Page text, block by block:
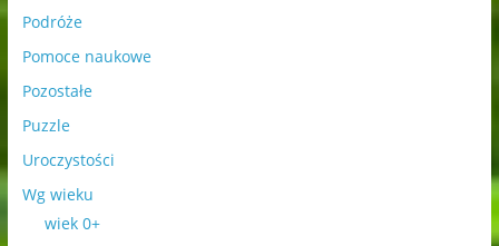
Podróże
Pomoce naukowe
Pozostałe
Puzzle
Uroczystości
Wg wieku
wiek 0+